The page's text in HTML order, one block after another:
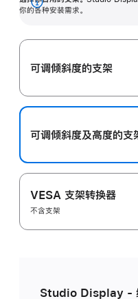
你的各种安装需求。
展
可调倾斜度的支架
可调倾斜度及高‍度的支‍
VESA 支架转换器
不含支架
Studio Display -